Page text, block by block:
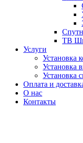
ТВ
Услуги
Установка
Установка
Установка
Оплата и
О нас
Контакты